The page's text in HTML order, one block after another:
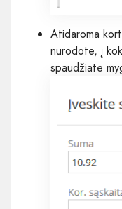
Atidaroma
nurodote, į
spaudžiate